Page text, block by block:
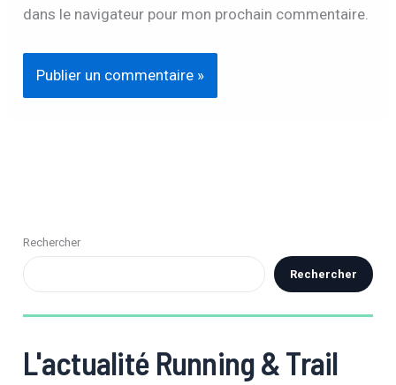
dans le navigateur pour mon prochain commentaire.
Rechercher
Rechercher
L'actualité Running & Trail